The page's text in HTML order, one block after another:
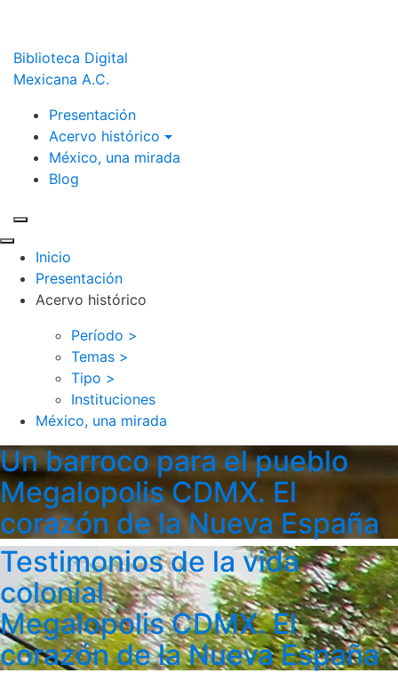
Biblioteca Digital
Mexicana A.C.
Presentación
Acervo histórico
México, una mirada
Blog
Inicio
Presentación
Acervo histórico
Período >
Temas >
Tipo >
Instituciones
México, una mirada
Un barroco para el pueblo
Megalopolis CDMX. El
corazón de la Nueva España
Testimonios de la vida
colonial
Megalopolis CDMX. El
corazón de la Nueva España